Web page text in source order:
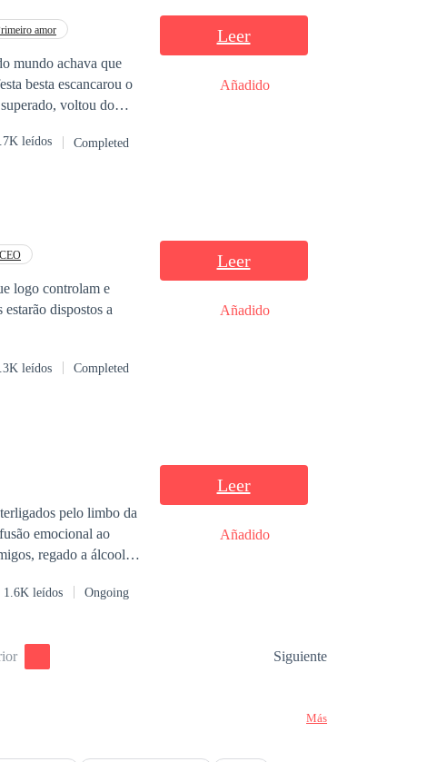
amor
mundo achava que
voltou do
às cegas,
leídos Completed
Leer
Añadido
CEO
logo controlam e
dispostos a
leídos Completed
Leer
Añadido
pelo limbo da
emocional ao
regado a álcool,
1.6K leídos Ongoing
Leer
Añadido
Siguiente
Más